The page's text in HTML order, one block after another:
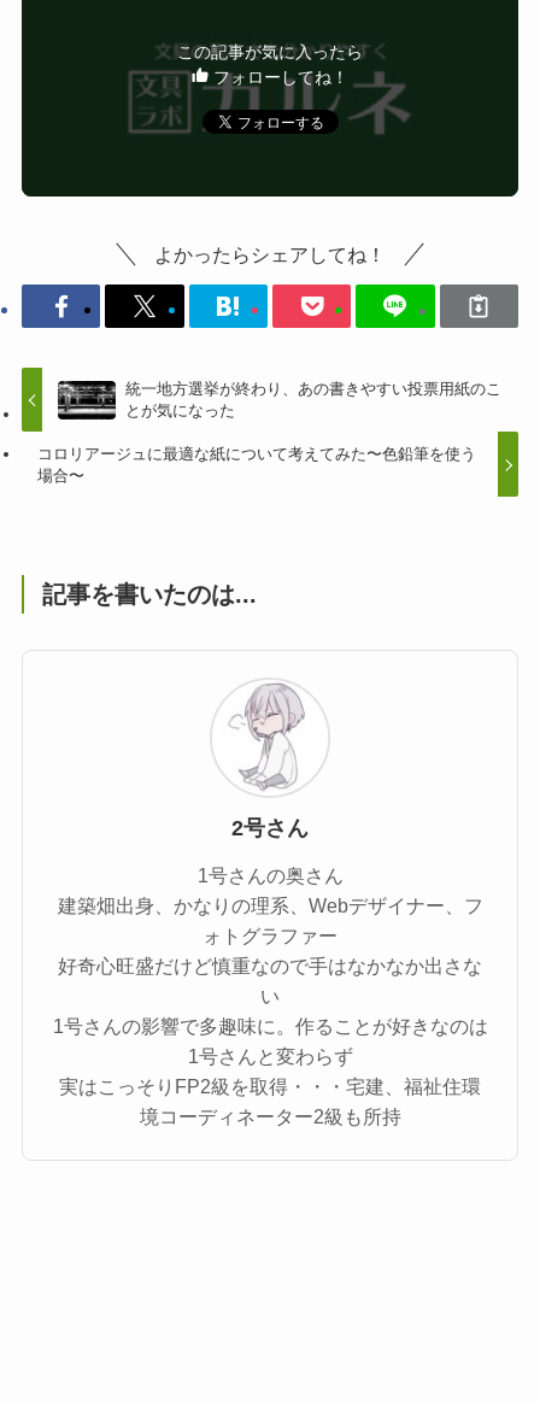
この記事が気に入ったら
フォローしてね！
よかったらシェアしてね！
統一地方選挙が終わり、あの書きやすい投票用紙のこ
とが気になった
コロリアージュに最適な紙について考えてみた〜色鉛筆を使う
場合〜
記事を書いたのは...
2号さん
1号さんの奥さん
建築畑出身、かなりの理系、Webデザイナー、フ
ォトグラファー
好奇心旺盛だけど慎重なので手はなかなか出さな
い
1号さんの影響で多趣味に。作ることが好きなのは
1号さんと変わらず
実はこっそりFP2級を取得・・・宅建、福祉住環
境コーディネーター2級も所持